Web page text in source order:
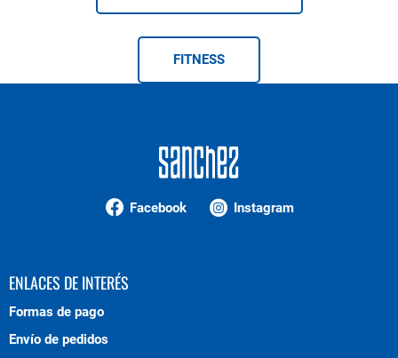
FITNESS
Facebook Instagram
ENLACES DE INTERÉS
Formas de pago
Envío de pedidos